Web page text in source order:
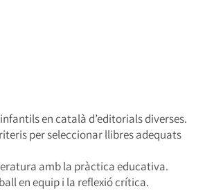
en català d’editorials diverses.
per seleccionar llibres adequats
amb la pràctica educativa.
en equip i la reflexió crítica.